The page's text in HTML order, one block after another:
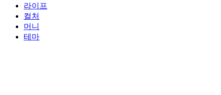
라이프
컬처
머니
테마